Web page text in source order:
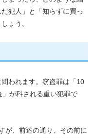
犯人」と「知らずに買っ
ょう。
われます。窃盗罪は「10
が科される重い犯罪で
が、前述の通り、その前に